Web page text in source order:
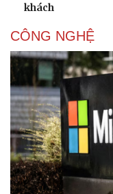
Thể thao
Bóng đá
Lịch thi đấu bóng đá
Thế giới thể thao
eSports
Hậu trường
khách
CÔNG NGHỆ